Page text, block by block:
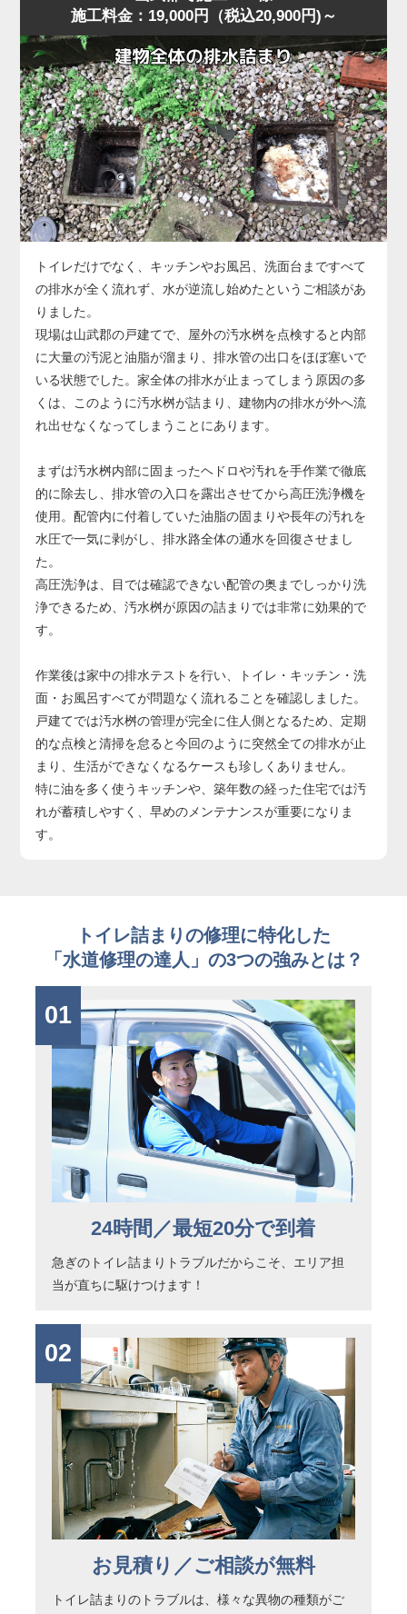
に排水される状態に回復しました。
作業後、お客様には「異物は見えなくても奥で止まってい
ることが多い」「無理に押し流そうとすると状態が悪化す
る」ことをお伝えし、子どもが触れやすい物はトイレ周辺
に置かないよう注意点もご案内しました。
に水位が上がり、明らかに排水経路の奥に問題がある様
子。
山武郡の住宅でもよくありますが、こうした「慢性的な詰
まり」は便器内部ではなく配管側に原因があることが多
く、ラバーカップや薬剤では根本的に改善しません。
今回の状況は、便器の手前では改善できないと判断し、便
器を一度取り外して配管へ直接アクセスする方法を選択し
ました。
便器脱着後、排水管の奥を確認すると、長年の汚れや固形
化した汚物が管内のカーブ部分で厚く堆積し、水の流れを
大きく妨げている状態。
このままでは再発を繰り返すため、業務用のトーラー（ワ
イヤー式排管清掃機）を使用し、固着した詰まりを貫通・
除去する作業を実施しました。
数回の施工で厚い固まりが崩れ、通水が一気に改善。
複数回の排水テストでも安定した流れが確認できました。
なお、今回のような配管内部の詰まりが悪化すると、トー
ラーでも貫通できないほど硬化した状態になることがあ
り、その場合は配管の交換が必要になります。
大きくなるため、早めの対応が非常に重要です。
施工料金：19,000円（税込20,900円)～
トイレだけでなく、キッチンやお風呂、洗面台まですべて
の排水が全く流れず、水が逆流し始めたというご相談があ
りました。
現場は山武郡の戸建てで、屋外の汚水桝を点検すると内部
に大量の汚泥と油脂が溜まり、排水管の出口をほぼ塞いで
いる状態でした。家全体の排水が止まってしまう原因の多
くは、このように汚水桝が詰まり、建物内の排水が外へ流
れ出せなくなってしまうことにあります。
まずは汚水桝内部に固まったヘドロや汚れを手作業で徹底
的に除去し、排水管の入口を露出させてから高圧洗浄機を
使用。配管内に付着していた油脂の固まりや長年の汚れを
水圧で一気に剥がし、排水路全体の通水を回復させまし
た。
高圧洗浄は、目では確認できない配管の奥までしっかり洗
浄できるため、汚水桝が原因の詰まりでは非常に効果的で
す。
作業後は家中の排水テストを行い、トイレ・キッチン・洗
面・お風呂すべてが問題なく流れることを確認しました。
戸建てでは汚水桝の管理が完全に住人側となるため、定期
的な点検と清掃を怠ると今回のように突然全ての排水が止
まり、生活ができなくなるケースも珍しくありません。
特に油を多く使うキッチンや、築年数の経った住宅では汚
れが蓄積しやすく、早めのメンテナンスが重要になりま
す。
トイレ詰まりの修理に特化した
「水道修理の達人」の3つの強みとは？
01
24時間／最短20分で到着
急ぎのトイレ詰まりトラブルだからこそ、エリア担
当が直ちに駆けつけます！
02
お見積り／ご相談が無料
トイレ詰まりのトラブルは、様々な異物の種類がご